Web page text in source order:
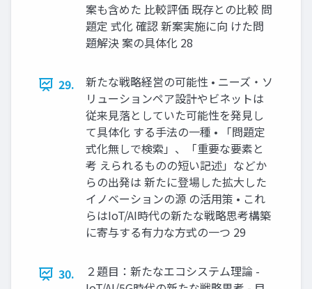
案も含めた 比較評価 既存との比較 問
題定 式化 確認 新案実施に向 けた問
題解決 案の具体化 28
29.
新たな戦略経営の可能性 • ニーズ・ソ
リューションペア設計やビネットは
従来見落としていた可能性を発見し
て具体化 する手法の一種 • 「問題定
式化無しで検索」、「重要な要素と
考 えられるものの短い記述」などか
らの出発は 新たに登場した拡大した
イノベーションの源 の活用策 • これ
らはIoT/AI時代の新たな戦略思考構築
に寄与する有力な方式の一つ 29
30.
２題目：新たなエコシステム理論 -